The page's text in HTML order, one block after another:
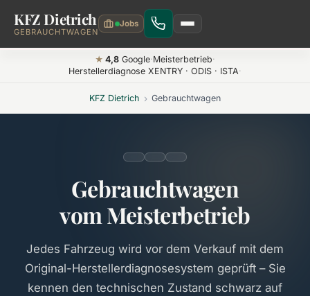
Zum Hauptinhalt springen
KFZ Dietrich
GEBRAUCHTWAGEN
★ 4,8Google·Meisterbetrieb·
Herstellerdiagnose XENTRY · ODIS · ISTA·
KFZ Dietrich › Gebrauchtwagen
Gebrauchtwagen
vom Meisterbetrieb
Jedes Fahrzeug wird vor dem Verkauf mit dem
Original-Herstellerdiagnosesystem geprüft – Sie
kennen den technischen Zustand schwarz auf